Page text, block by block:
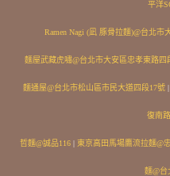
平洋
Ramen Nagi (凪 豚骨拉麵)@台北市
麵屋武藏虎嘯@台北市大安區忠孝東路四
麵通屋@台北市松山區市民大道四段17號|
復南
哲麵@誠品116| 東京高田馬場鷹流拉麵@
麵@台